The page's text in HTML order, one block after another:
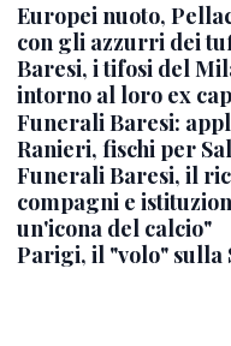
Europei nuoto,
con gli azzurri dei
Baresi, i tifosi del
intorno al loro ex
Funerali Baresi:
Ranieri, fischi per
Funerali Baresi, il
compagni e
un'icona del calcio"
Parigi, il "volo" sulla